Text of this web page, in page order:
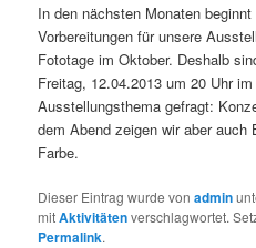
In den nächsten Monaten
Vorbereitungen für unsere
Fototage im Oktober. Deshalb
Freitag, 12.04.2013 um 20 Uhr
Ausstellungsthema gefragt:
dem Abend zeigen wir aber auch
Farbe.
Dieser Eintrag wurde vonadmin
mitAktivitätenverschlagwortet.
Permalink.